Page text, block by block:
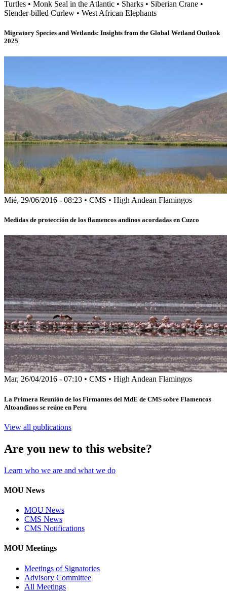
Turtles • Monk Seal in the Atlantic • Sharks • Siberian Crane •
Slender-billed Curlew • West African Elephants
Migratory Species and Wetlands: Insights from the Global Wetland Outlook
2025
Mié, 29/06/2016 - 08:23 • CMS • High Andean Flamingos
Medidas de protección de los flamencos andinos acordadas en Cuzco
Mar, 26/04/2016 - 07:10 • CMS • High Andean Flamingos
La Primera Reunión de los Firmantes del MdE de CMS sobre Flamencos
Altoandinos se reúne en Peru
View all publications
Are you new to this website?
Learn who we are and what we do
MOU News
MOU News
CMS News
CMS Notifications
MOU Meetings
Meetings of Signatories
Advisory Committee
All Meetings